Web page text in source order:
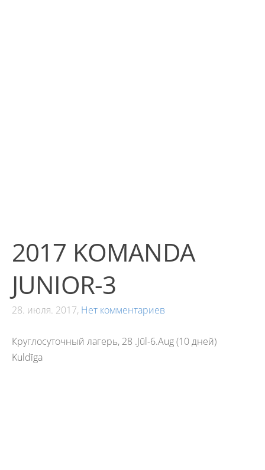
2017 KOMANDA
JUNIOR-3
28. июля. 2017, Нет комментариев
Круглосуточный лагерь, 28 .Jūl-6.Aug (10 дней)
Kuldīga